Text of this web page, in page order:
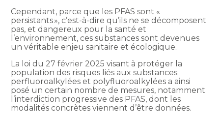
Cependant, parce que les PFAS sont «
persistants », c’est-à-dire qu’ils ne se décomposent
pas, et dangereux pour la santé et
l’environnement, ces substances sont devenues
un véritable enjeu sanitaire et écologique.
La loi du 27 février 2025 visant à protéger la
population des risques liés aux substances
perfluoroalkylées et polyfluoroalkylées a ainsi
posé un certain nombre de mesures, notamment
l’interdiction progressive des PFAS, dont les
modalités concrètes viennent d’être données.